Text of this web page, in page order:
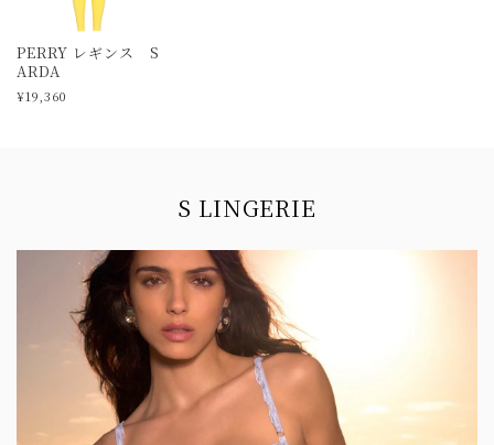
PERRY レギンス S
ARDA
¥19,360
S LINGERIE